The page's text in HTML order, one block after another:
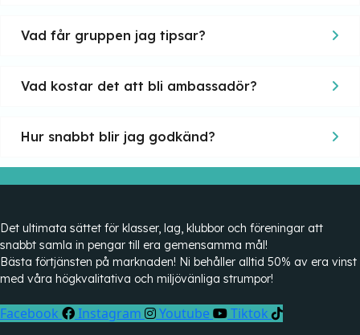
Vad får gruppen jag tipsar?
Vad kostar det att bli ambassadör?
Hur snabbt blir jag godkänd?
Det ultimata sättet för klasser, lag, klubbor och föreningar att
snabbt samla in pengar till era gemensamma mål!
Bästa förtjänsten på marknaden! Ni behåller alltid 50% av era vinst
med våra högkvalitativa och miljövänliga strumpor!
Facebook Instagram Youtube Tiktok